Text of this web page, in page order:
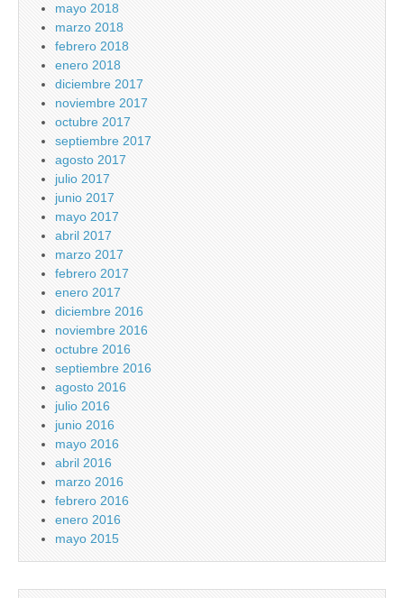
mayo 2018
marzo 2018
febrero 2018
enero 2018
diciembre 2017
noviembre 2017
octubre 2017
septiembre 2017
agosto 2017
julio 2017
junio 2017
mayo 2017
abril 2017
marzo 2017
febrero 2017
enero 2017
diciembre 2016
noviembre 2016
octubre 2016
septiembre 2016
agosto 2016
julio 2016
junio 2016
mayo 2016
abril 2016
marzo 2016
febrero 2016
enero 2016
mayo 2015